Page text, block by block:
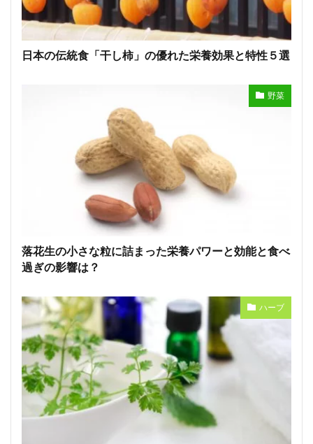
日本の伝統食「干し柿」の優れた栄養効果と特性５選
野菜
落花生の小さな粒に詰まった栄養パワーと効能と食べ
過ぎの影響は？
ハーブ